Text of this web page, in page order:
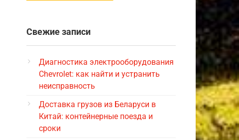
Свежие записи
Диагностика электрооборудования
Chevrolet: как найти и устранить
неисправность
Доставка грузов из Беларуси в
Китай: контейнерные поезда и
сроки